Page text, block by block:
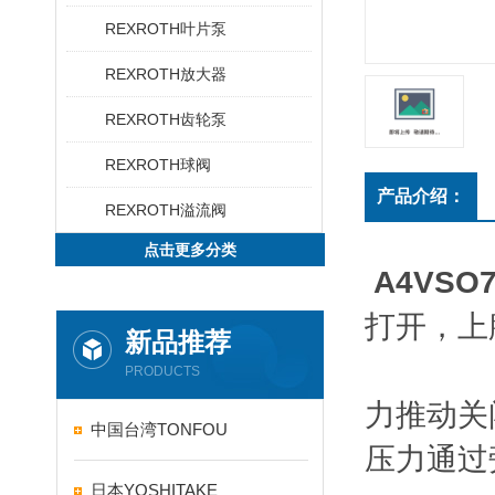
REXROTH叶片泵
REXROTH放大器
REXROTH齿轮泵
REXROTH球阀
REXROTH溢流阀
点击更多分类
新品推荐
PRODUCTS
中国台湾TONFOU
日本YOSHITAKE
产品介绍：
打开，
力推动
压力通